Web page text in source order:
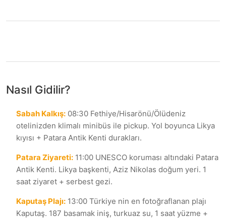
Nasıl Gidilir?
Sabah Kalkış: 08:30 Fethiye/Hisarönü/Ölüdeniz
otelinizden klimalı minibüs ile pickup. Yol boyunca Likya
kıyısı + Patara Antik Kenti durakları.
Patara Ziyareti: 11:00 UNESCO koruması altındaki Patara
Antik Kenti. Likya başkenti, Aziz Nikolas doğum yeri. 1
saat ziyaret + serbest gezi.
Kaputaş Plajı: 13:00 Türkiye nin en fotoğraflanan plajı
Kaputaş. 187 basamak iniş, turkuaz su, 1 saat yüzme +